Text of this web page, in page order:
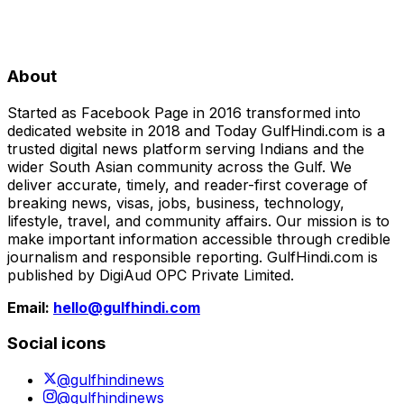
About
Started as Facebook Page in 2016 transformed into
dedicated website in 2018 and Today GulfHindi.com is a
trusted digital news platform serving Indians and the
wider South Asian community across the Gulf. We
deliver accurate, timely, and reader-first coverage of
breaking news, visas, jobs, business, technology,
lifestyle, travel, and community affairs. Our mission is to
make important information accessible through credible
journalism and responsible reporting. GulfHindi.com is
published by DigiAud OPC Private Limited.
Email: hello@gulfhindi.com
Social icons
@gulfhindinews
@gulfhindinews